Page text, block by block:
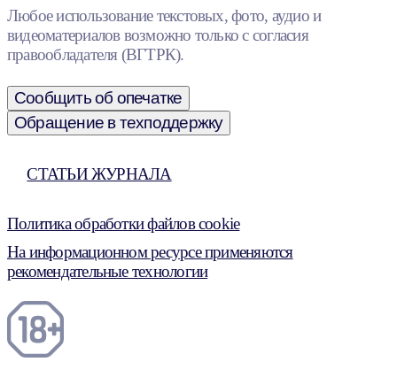
Любое использование текстовых, фото, аудио и
видеоматериалов возможно только с согласия
правообладателя (ВГТРК).
Сообщить об опечатке
Обращение в техподдержку
СТАТЬИ ЖУРНАЛА
Политика обработки файлов cookie
На информационном ресурсе применяются
рекомендательные технологии